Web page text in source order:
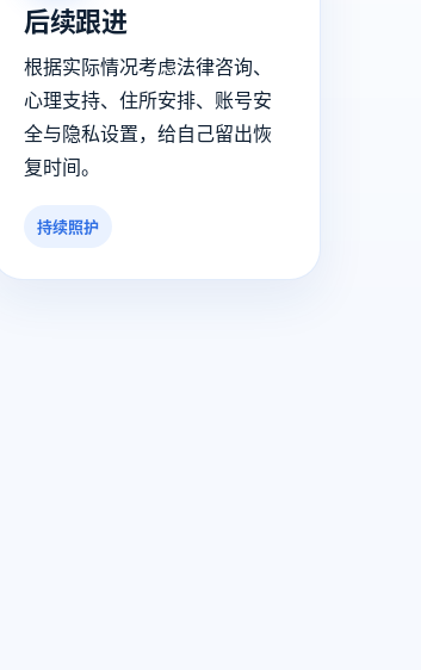
后续跟进
根据实际情况考虑法律咨询、
心理支持、住所安排、账号安
全与隐私设置，给自己留出恢
复时间。
持续照护